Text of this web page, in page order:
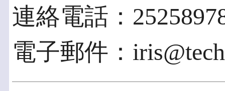
連絡電話：
電子郵件：